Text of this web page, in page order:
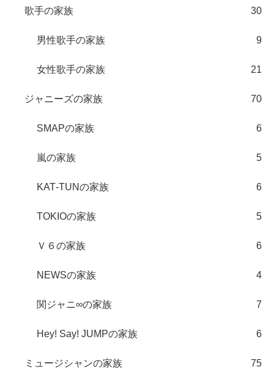
歌手の家族 30
男性歌手の家族 9
女性歌手の家族 21
ジャニーズの家族 70
SMAPの家族 6
嵐の家族 5
KAT‐TUNの家族 6
TOKIOの家族 5
Ｖ６の家族 6
NEWSの家族 4
関ジャニ∞の家族 7
Hey! Say! JUMPの家族 6
ミュージシャンの家族 75